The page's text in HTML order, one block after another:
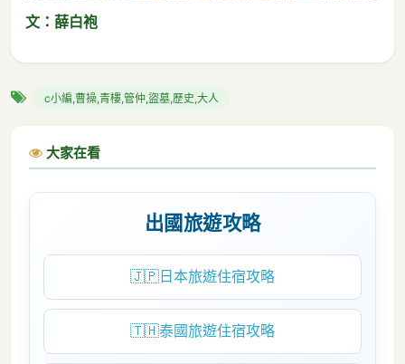
文：薛白袍
c小編,曹操,青樓,管仲,盜墓,歷史,大人
大家在看
出國旅遊攻略
🇯🇵 日本旅遊住宿攻略
🇹🇭泰國旅遊住宿攻略